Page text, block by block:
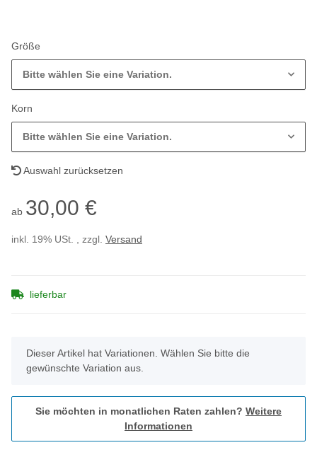
Größe
Bitte wählen Sie eine Variation.
Korn
Bitte wählen Sie eine Variation.
Auswahl zurücksetzen
ab 30,00 €
inkl. 19% USt. , zzgl. Versand
lieferbar
x
Dieser Artikel hat Variationen. Wählen Sie bitte die
gewünschte Variation aus.
Sie möchten in monatlichen Raten zahlen? Weitere
Informationen